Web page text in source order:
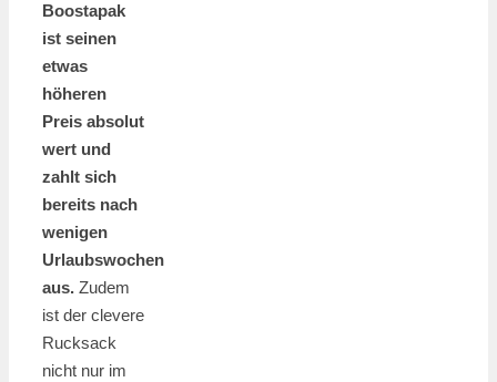
Boostapak
ist seinen
etwas
höheren
Preis absolut
wert und
zahlt sich
bereits nach
wenigen
Urlaubswochen
aus. Zudem
ist der clevere
Rucksack
nicht nur im